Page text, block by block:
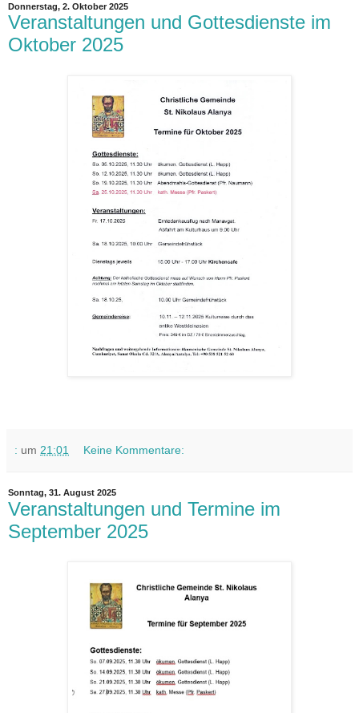
Donnerstag, 2. Oktober 2025
Veranstaltungen und Gottesdienste im
Oktober 2025
: um 21:01 Keine Kommentare:
Sonntag, 31. August 2025
Veranstaltungen und Termine im
September 2025